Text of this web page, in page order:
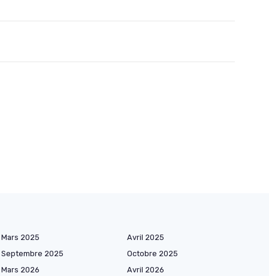
Mars 2025
Avril 2025
Septembre 2025
Octobre 2025
Mars 2026
Avril 2026